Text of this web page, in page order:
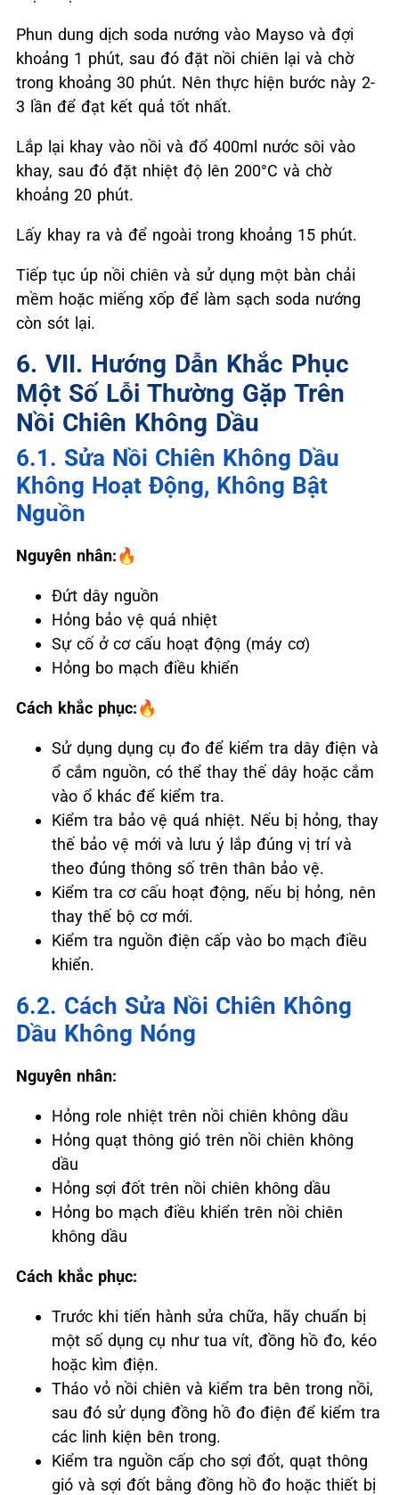
Phun dung dịch soda nướng vào Mayso và đợi
khoảng 1 phút, sau đó đặt nồi chiên lại và chờ
trong khoảng 30 phút. Nên thực hiện bước này 2-
3 lần để đạt kết quả tốt nhất.
Lắp lại khay vào nồi và đổ 400ml nước sôi vào
khay, sau đó đặt nhiệt độ lên 200°C và chờ
khoảng 20 phút.
Lấy khay ra và để ngoài trong khoảng 15 phút.
Tiếp tục úp nồi chiên và sử dụng một bàn chải
mềm hoặc miếng xốp để làm sạch soda nướng
còn sót lại.
6. VII. Hướng Dẫn Khắc Phục
Một Số Lỗi Thường Gặp Trên
Nồi Chiên Không Dầu
6.1. Sửa Nồi Chiên Không Dầu
Không Hoạt Động, Không Bật
Nguồn
Nguyên nhân:🔥
Đứt dây nguồn
Hỏng bảo vệ quá nhiệt
Sự cố ở cơ cấu hoạt động (máy cơ)
Hỏng bo mạch điều khiển
Cách khắc phục:🔥
Sử dụng dụng cụ đo để kiểm tra dây điện và
ổ cắm nguồn, có thể thay thế dây hoặc cắm
vào ổ khác để kiểm tra.
Kiểm tra bảo vệ quá nhiệt. Nếu bị hỏng, thay
thế bảo vệ mới và lưu ý lắp đúng vị trí và
theo đúng thông số trên thân bảo vệ.
Kiểm tra cơ cấu hoạt động, nếu bị hỏng, nên
thay thế bộ cơ mới.
Kiểm tra nguồn điện cấp vào bo mạch điều
khiển.
6.2. Cách Sửa Nồi Chiên Không
Dầu Không Nóng
Nguyên nhân:
Hỏng role nhiệt trên nồi chiên không dầu
Hỏng quạt thông gió trên nồi chiên không
dầu
Hỏng sợi đốt trên nồi chiên không dầu
Hỏng bo mạch điều khiển trên nồi chiên
không dầu
Cách khắc phục:
Trước khi tiến hành sửa chữa, hãy chuẩn bị
một số dụng cụ như tua vít, đồng hồ đo, kéo
hoặc kìm điện.
Tháo vỏ nồi chiên và kiểm tra bên trong nồi,
sau đó sử dụng đồng hồ đo điện để kiểm tra
các linh kiện bên trong.
Kiểm tra nguồn cấp cho sợi đốt, quạt thông
gió và sợi đốt bằng đồng hồ đo hoặc thiết bị